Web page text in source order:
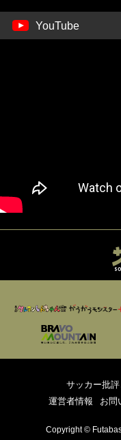
YouTube
サッカー批評
運営者情報
お問
Copyright ©